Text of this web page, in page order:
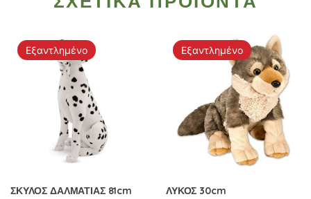
Εξαντλημένο
ΣΚΥΛΟΣ ΔΑΛΜΑΤΙΑΣ 81cm
Εξαντλημένο
ΛΥΚΟΣ 30cm